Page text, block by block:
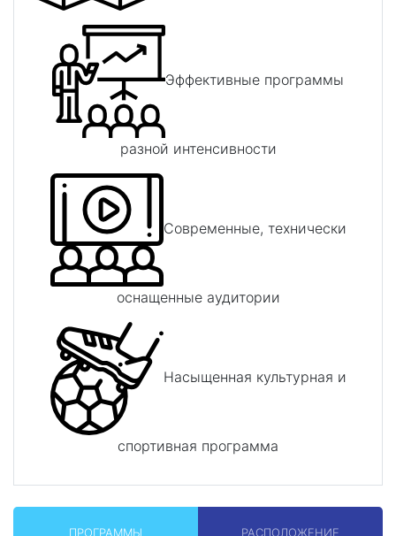
Эффективные программы
разной интенсивности
Современные, технически
оснащенные аудитории
Насыщенная культурная и
спортивная программа
ПРОГРАММЫ РАСПОЛОЖЕНИЕ